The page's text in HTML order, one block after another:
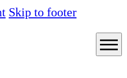
Skip to footer